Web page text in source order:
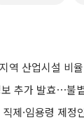
역 산업시설 비
추가 발효⋯불
제·임용령 제